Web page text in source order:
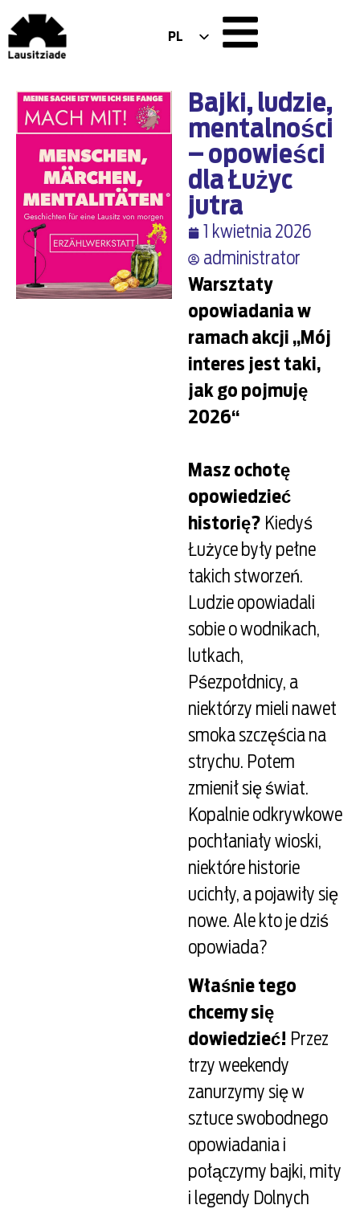
PL
EN
Bajki, ludzie,
mentalności
– opowieści
dla Łużyc
jutra
1 kwietnia 2026
administrator
Warsztaty
opowiadania w
ramach akcji „Mój
interes jest taki,
jak go pojmuję
2026“
Masz ochotę
opowiedzieć
historię? Kiedyś
Łużyce były pełne
takich stworzeń.
Ludzie opowiadali
sobie o wodnikach,
lutkach,
Pśezpołdnicy, a
niektórzy mieli nawet
smoka szczęścia na
strychu. Potem
zmienił się świat.
Kopalnie odkrywkowe
pochłaniały wioski,
niektóre historie
ucichły, a pojawiły się
nowe. Ale kto je dziś
opowiada?
Właśnie tego
chcemy się
dowiedzieć! Przez
trzy weekendy
zanurzymy się w
sztuce swobodnego
opowiadania i
połączymy bajki, mity
i legendy Dolnych